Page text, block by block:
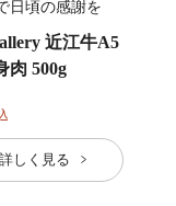
日頃の感謝を
近江牛A5
肉 500g
しく見る